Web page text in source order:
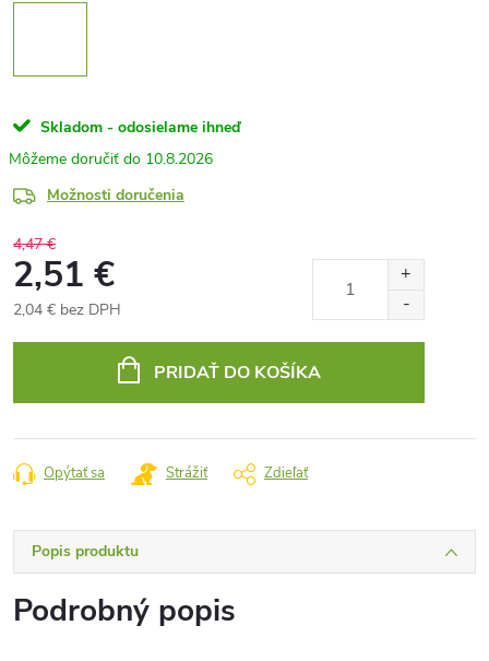
Skladom - odosielame ihneď
10.8.2026
Možnosti doručenia
4,47 €
2,51 €
2,04 € bez DPH
PRIDAŤ DO KOŠÍKA
Opýtať sa Strážiť Zdieľať
Popis produktu
Podrobný popis